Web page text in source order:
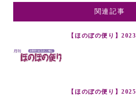
関連記事
【ほのぼの便り】
【ほのぼの便り】